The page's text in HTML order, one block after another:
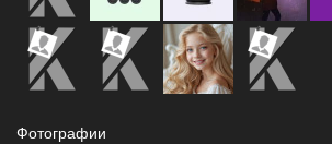
Фотографии